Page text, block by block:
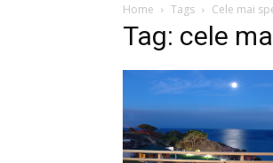
Home Tags Cele mai
Tag: cele